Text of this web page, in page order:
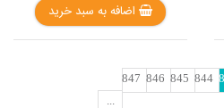
اضافه به سبد خرید
844
845
846
847
...